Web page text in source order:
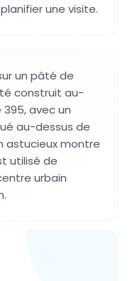
une visite.
un pâté de
construit au-
avec un
au-dessus de
astucieux montre
utilisé de
urbain